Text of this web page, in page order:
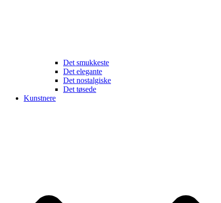
Det smukkeste
Det elegante
Det nostalgiske
Det tøsede
Kunstnere